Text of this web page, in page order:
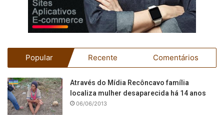
Popular Recente Comentários
Através do Mídia Recôncavo família
localiza mulher desaparecida há 14 anos
06/06/2013